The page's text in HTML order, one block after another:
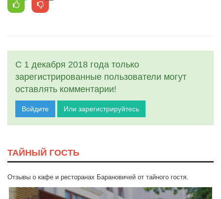
С 1 декабря 2018 года только
зарегистрированные пользователи могут
оставлять комментарии!
Войдите Или зарегистрируйтесь
ТАЙНЫЙ ГОСТЬ
Отзывы о кафе и ресторанах Барановичей от тайного гостя.